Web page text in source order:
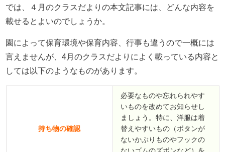
では、４月のクラスだよりの本文記事には、どんな内容を
載せるとよいのでしょうか。
園によって保育環境や保育内容、行事も違うので一概には
言えませんが、4月のクラスだよりによく載っている内容と
しては以下のようなものがあります。
持ち物の確認
必要なものや忘れられやす
いものを改めてお知らせし
ましょう。特に、洋服は着
替えやすいもの（ボタンが
ないかぶりものやフックの